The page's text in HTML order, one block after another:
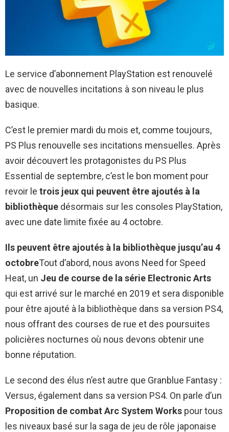
Le service d’abonnement PlayStation est renouvelé
avec de nouvelles incitations à son niveau le plus
basique.
C’est le premier mardi du mois et, comme toujours,
PS Plus renouvelle ses incitations mensuelles. Après
avoir découvert les protagonistes du PS Plus
Essential de septembre, c’est le bon moment pour
revoir le trois jeux qui peuvent être ajoutés à la
bibliothèque désormais sur les consoles PlayStation,
avec une date limite fixée au 4 octobre.
Ils peuvent être ajoutés à la bibliothèque jusqu’au 4
octobreTout d’abord, nous avons Need for Speed ​​​​
Heat, un Jeu de course de la série Electronic Arts
qui est arrivé sur le marché en 2019 et sera disponible
pour être ajouté à la bibliothèque dans sa version PS4,
nous offrant des courses de rue et des poursuites
policières nocturnes où nous devons obtenir une
bonne réputation.
Le second des élus n’est autre que Granblue Fantasy :
Versus, également dans sa version PS4. On parle d’un
Proposition de combat Arc System Works pour tous
les niveaux basé sur la saga de jeu de rôle japonaise